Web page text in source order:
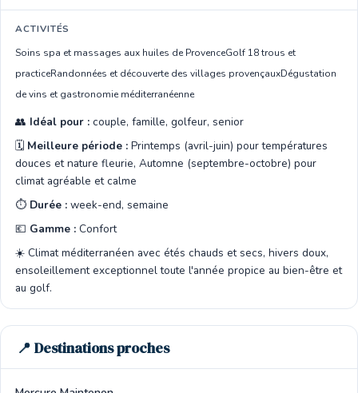
ACTIVITÉS
Soins spa et massages aux huiles de ProvenceGolf 18 trous et
practiceRandonnées et découverte des villages provençauxDégustation
de vins et gastronomie méditerranéenne
👥 Idéal pour : couple, famille, golfeur, senior
🗓️ Meilleure période : Printemps (avril-juin) pour températures
douces et nature fleurie, Automne (septembre-octobre) pour
climat agréable et calme
⏱️ Durée : week-end, semaine
💶 Gamme : Confort
☀️ Climat méditerranéen avec étés chauds et secs, hivers doux,
ensoleillement exceptionnel toute l'année propice au bien-être et
au golf.
📍 Destinations proches